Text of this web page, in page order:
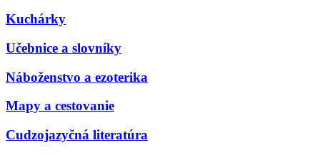
Kuchárky
Učebnice a slovníky
Náboženstvo a ezoterika
Mapy a cestovanie
Cudzojazyčná literatúra